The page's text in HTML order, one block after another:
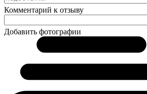
Комментарий к отзыву
Добавить фотографии